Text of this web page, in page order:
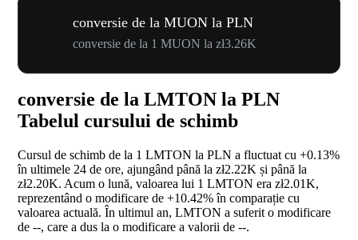
conversie de la MUON la PLN
conversie de la 1 MUON la zł3.26K
conversie de la LMTON la PLN
Tabelul cursului de schimb
Cursul de schimb de la 1 LMTON la PLN a fluctuat cu +0.13%
în ultimele 24 de ore, ajungând până la zł2.22K și până la
zł2.20K. Acum o lună, valoarea lui 1 LMTON era zł2.01K,
reprezentând o modificare de +10.42%în comparație cu
valoarea actuală. În ultimul an, LMTON a suferit o modificare
de --, care a dus la o modificare a valorii de --.